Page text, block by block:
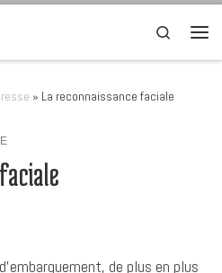
Search
» La reconnaissance faciale
de plus en plus